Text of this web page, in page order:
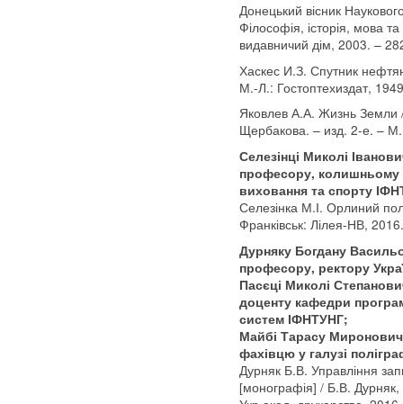
Донецький вісник
Філософія, історія, мова
видавничий дім, 2003. –
Хаскес И.З. Спутник
М.-Л.: Гостоптехиздат,
Яковлев А.А. Жизнь
Щербакова. – изд. 2-е. –
Селезінці Миколі
професору, колишньому
виховання та спорту
Селезінка М.І. Орлиний
Франківськ: Лілея-НВ,
Дурняку Богдану
професору, ректору
Пасєці Миколі
доценту кафедри
систем ІФНТУНГ;
Майбі Тарасу
фахівцю у галузі
Дурняк Б.В. Управління
[монографія] / Б.В.